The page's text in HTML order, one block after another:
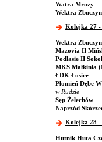
Watra Mrozy
Wektra Zbuczyn
Kolejka 27 -
Wektra Zbuczyn
Mazovia II
Podlasie II
MKS Małkinia
ŁDK Łosice
Płomień Dębe
w Rudzie
Sęp Żelechów
Naprzód
Kolejka 28 -
Hutnik Huta